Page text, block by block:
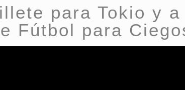
para Tokio y
Fútbol para